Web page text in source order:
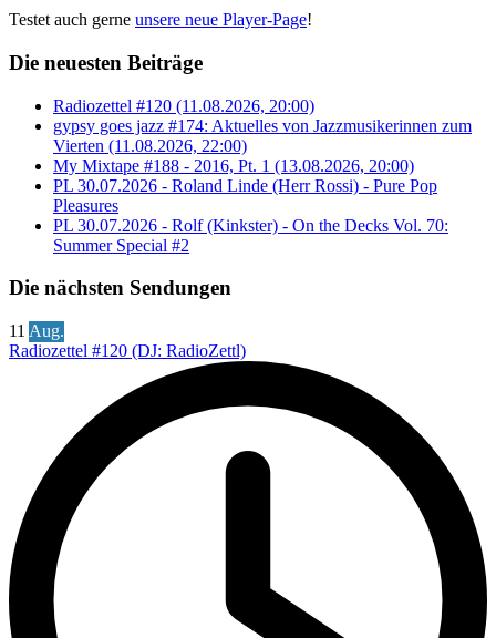
Testet auch gerne unsere neue Player-Page!
Die neuesten Beiträge
Radiozettel #120 (11.08.2026, 20:00)
gypsy goes jazz #174: Aktuelles von Jazzmusikerinnen zum
Vierten (11.08.2026, 22:00)
My Mixtape #188 - 2016, Pt. 1 (13.08.2026, 20:00)
PL 30.07.2026 - Roland Linde (Herr Rossi) - Pure Pop
Pleasures
PL 30.07.2026 - Rolf (Kinkster) - On the Decks Vol. 70:
Summer Special #2
Die nächsten Sendungen
11 Aug.
Radiozettel #120 (DJ: RadioZettl)